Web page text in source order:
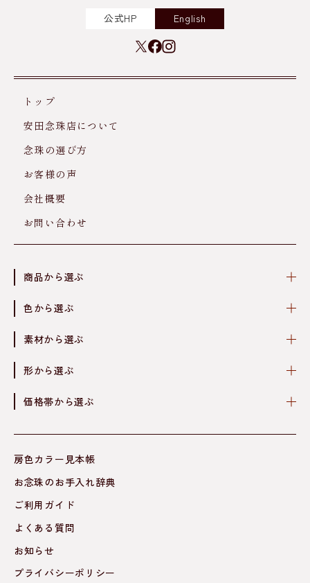
公式HP English
トップ
安田念珠店について
念珠の選び方
お客様の声
会社概要
お問い合わせ
商品から選ぶ
色から選ぶ
素材から選ぶ
形から選ぶ
価格帯から選ぶ
房色カラー見本帳
お念珠のお手入れ辞典
ご利用ガイド
よくある質問
お知らせ
プライバシーポリシー